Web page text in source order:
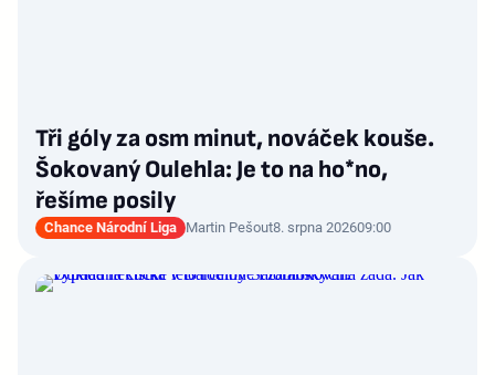
Tři góly za osm minut, nováček kouše.
Šokovaný Oulehla: Je to na ho*no,
řešíme posily
Chance Národní Liga Martin Pešout8. srpna 202609:00